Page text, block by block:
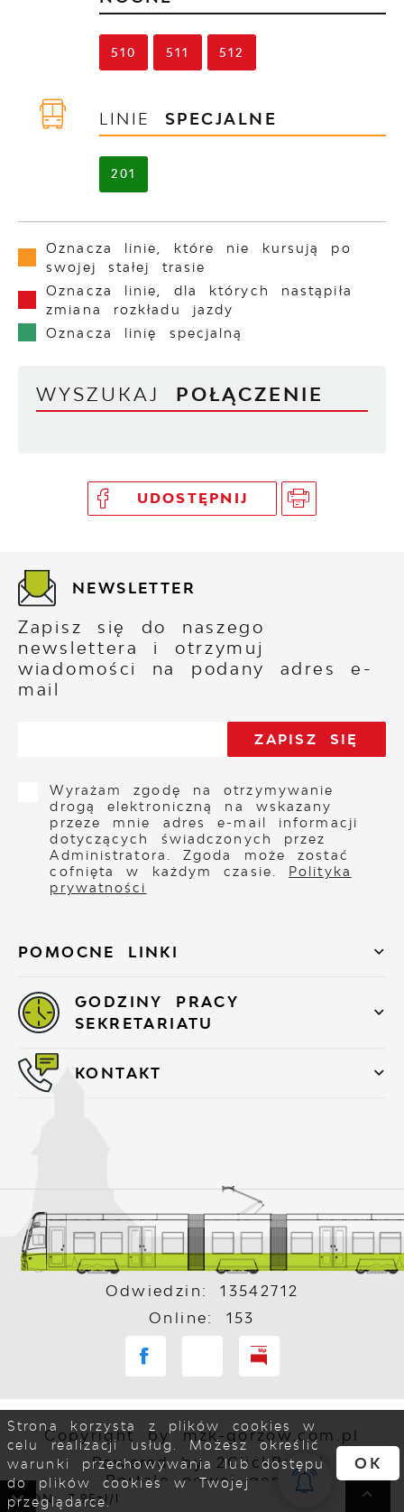
510 511 512
LINIE SPECJALNE
201
Oznacza linie, które nie kursują po
swojej stałej trasie
Oznacza linie, dla których nastąpiła
zmiana rozkładu jazdy
Oznacza linię specjalną
WYSZUKAJ POŁĄCZENIE
UDOSTĘPNIJ
ON: 7,95zł/l
POMOCNE LINKI
NEWSLETTER
Zapisz się do naszego
newslettera i otrzymuj
wiadomości na podany adres e-
mail
Wyrażam zgodę na otrzymywanie
drogą elektroniczną na wskazany
przeze mnie adres e-mail informacji
dotyczących świadczonych przez
Administratora. Zgoda może zostać
cofnięta w każdym czasie. Polityka
prywatności
GODZINY PRACY
SEKRETARIATU
KONTAKT
Odwiedzin: 13542712
Online: 153
Copyright by mzk-gorzow.com.pl
Powered by 2ClickPortal
- Portale nowej generacji
Strona korzysta z plików cookies w
celu realizacji usług. Możesz określić
warunki przechowywania lub dostępu
do plików cookies w Twojej
przeglądarce.
OK